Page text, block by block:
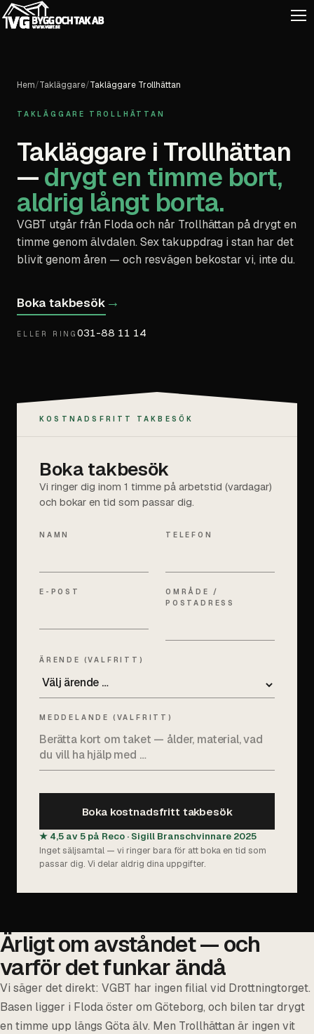
Hem/Takläggare/Takläggare Trollhättan
TAKLÄGGARE TROLLHÄTTAN
Takläggare i Trollhättan
—drygt en timme bort,
aldrig långt borta.
VGBT utgår från Floda och når Trollhättan på drygt en
timme genom älvdalen. Sex takuppdrag i stan har det
blivit genom åren — och resvägen bekostar vi, inte du.
Boka takbesök →
ELLER RING 031-88 11 14
KOSTNADSFRITT TAKBESÖK
Boka takbesök
Vi ringer dig inom 1 timme på arbetstid (vardagar)
och bokar en tid som passar dig.
NAMN TELEFON
E-POST
OMRÅDE /
POSTADRESS
ÄRENDE (VALFRITT)
MEDDELANDE (VALFRITT)
Boka kostnadsfritt takbesök
★ 4,5 av 5 på Reco · Sigill Branschvinnare 2025
Inget säljsamtal — vi ringer bara för att boka en tid som
passar dig. Vi delar aldrig dina uppgifter.
Ärligt om avståndet — och
varför det funkar ändå
Vi säger det direkt: VGBT har ingen filial vid Drottningtorget.
Basen ligger i Floda öster om Göteborg, och bilen tar drygt
en timme upp längs Göta älv. Men Trollhättan är ingen vit